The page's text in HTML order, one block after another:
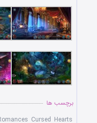
برچسب ها
Cursed Hearts